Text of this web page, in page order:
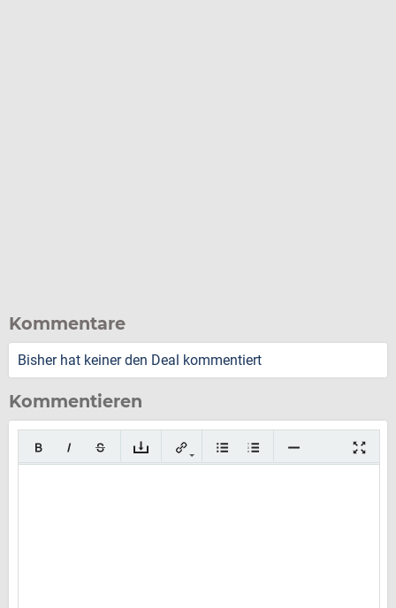
Kommentare
Bisher hat keiner den Deal kommentiert
Kommentieren